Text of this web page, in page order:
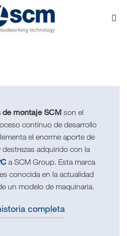
de montaje SCM son el
continuo de desarrollo
el enorme aporte de
adquirido con la
a SCM Group. Esta marca
conocida en la actualidad
un modelo de maquinaria.
completa